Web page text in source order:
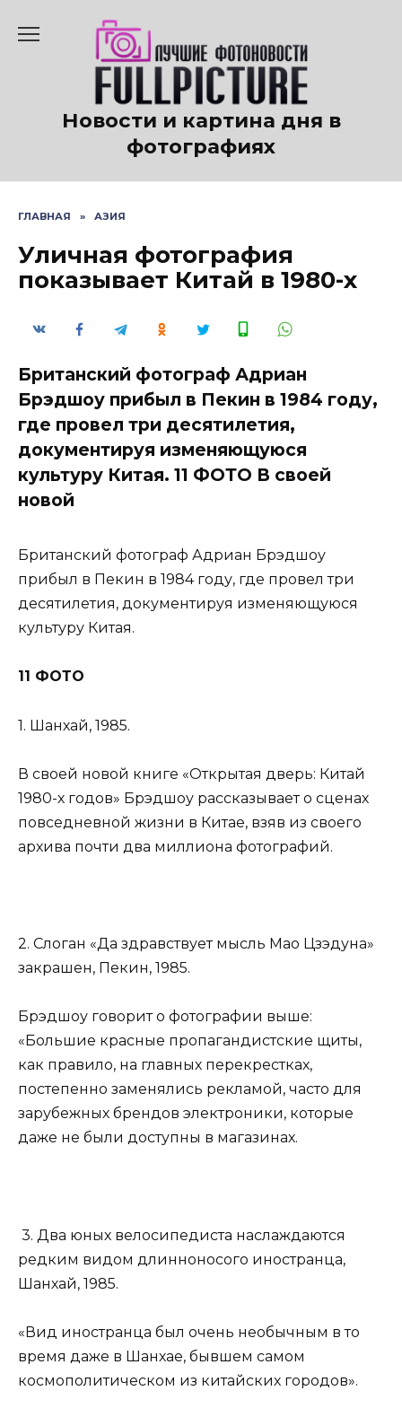
содержанию
Новости и картина дня в
фотографиях
ГЛАВНАЯ » АЗИЯ
Уличная фотография
показывает Китай в 1980-х
Британский фотограф Адриан
Брэдшоу прибыл в Пекин в 1984 году,
где провел три десятилетия,
документируя изменяющуюся
культуру Китая. 11 ФОТО В своей
новой
Британский фотограф Адриан Брэдшоу
прибыл в Пекин в 1984 году, где провел три
десятилетия, документируя изменяющуюся
культуру Китая.
11 ФОТО
1. Шанхай, 1985.
В своей новой книге «Открытая дверь: Китай
1980-х годов» Брэдшоу рассказывает о сценах
повседневной жизни в Китае, взяв из своего
архива почти два миллиона фотографий.
2. Слоган «Да здравствует мысль Мао Цзэдуна»
закрашен, Пекин, 1985.
Брэдшоу говорит о фотографии выше:
«Большие красные пропагандистские щиты,
как правило, на главных перекрестках,
постепенно заменялись рекламой, часто для
зарубежных брендов электроники, которые
даже не были доступны в магазинах.
3. Два юных велосипедиста наслаждаются
редким видом длинноносого иностранца,
Шанхай, 1985.
«Вид иностранца был очень необычным в то
время даже в Шанхае, бывшем самом
космополитическом из китайских городов».